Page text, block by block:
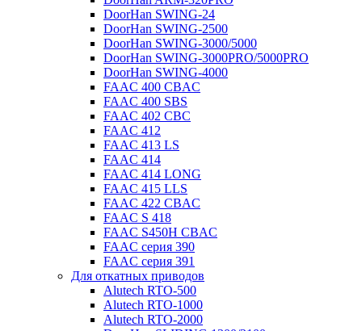
DoorHan SWING-24
DoorHan SWING-2500
DoorHan SWING-3000/5000
DoorHan SWING-3000PRO/5000PRO
DoorHan SWING-4000
FAAC 400 CBAC
FAAC 400 SBS
FAAC 402 CBC
FAAC 412
FAAC 413 LS
FAAC 414
FAAC 414 LONG
FAAC 415 LLS
FAAC 422 CBAC
FAAC S 418
FAAC S450H CBAC
FAAC серия 390
FAAC серия 391
Для откатных приводов
Alutech RTO-500
Alutech RTO-1000
Alutech RTO-2000